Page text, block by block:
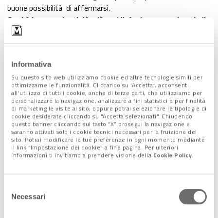
Informativa
Su questo sito web utilizziamo cookie ed altre tecnologie simili per
ottimizzarne le funzionalità. Cliccando su “Accetta”, acconsenti
all’utilizzo di tutti i cookie, anche di terze parti, che utilizziamo per
personalizzare la navigazione, analizzare a fini statistici e per finalità
di marketing le visite al sito; oppure potrai selezionare le tipologie di
cookie desiderate cliccando su "Accetta selezionati". Chiudendo
questo banner cliccando sul tasto “X” prosegui la navigazione e
saranno attivati solo i cookie tecnici necessari per la fruizione del
sito. Potrai modificare le tue preferenze in ogni momento mediante
il link “Impostazione dei cookie” a fine pagina. Per ulteriori
informazioni ti invitiamo a prendere visione della Cookie Policy.
delNecessari
buone possibilità di affermarsi.
Qual è la cosa che ti dà più soddisfazione quando sei alla
consolle?
quando la pista è carica e vedo che ognuno si sta divertendo.
senso del DJ stesso è legato a questo: capire cosa vuole il
pubblico che si ha davanti per poterglielo dare e farlo, in un
certo senso, distaccare dalla realtà quotidiana.
E come giudichi l’offerta musicale, se di offerta si può
parlare, di Venezia e del suo entroterra?La situazione
musicale a Venezia, ma soprattutto del suo entroterra, per
quanto mi riguarda è una delle più belle della zona. Siamo in
una zona in cui si riesce a vivere una realtà più “underground”,
che sia una serata Altavoz dalle sonorità tech house e simili,
o che sia una serata Electro in stile belli dentro o wawa club.
è comporre, è prendere in mano il basso elettrico e creare un
groove, o è accendere attaccare un synt e cominciare a buttar